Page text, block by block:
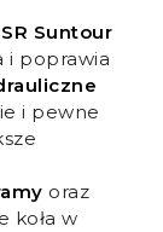
SR Suntour
i poprawia
i pewne
oraz
koła w